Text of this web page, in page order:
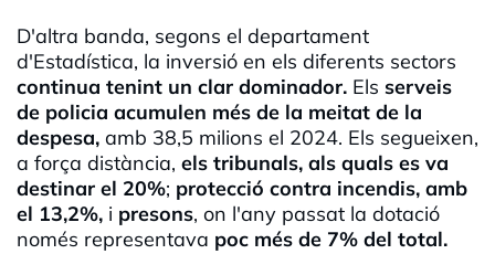
D'altra banda, segons el departament
d'Estadística, la inversió en els diferents sectors
continua tenint un clar dominador. Els serveis
de policia acumulen més de la meitat de la
despesa, amb 38,5 milions el 2024. Els segueixen,
a força distància, els tribunals, als quals es va
destinar el 20%; protecció contra incendis, amb
el 13,2%, i presons, on l'any passat la dotació
només representava poc més de 7% del total.